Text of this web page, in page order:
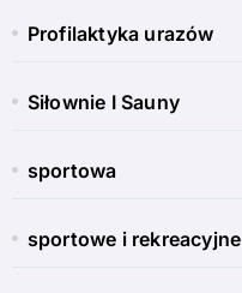
Profilaktyka urazów
Siłownie I Sauny
sportowa
sportowe i rekreacyjne